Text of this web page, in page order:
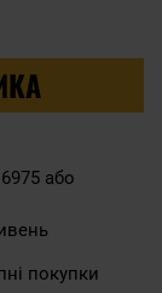
або
покупки